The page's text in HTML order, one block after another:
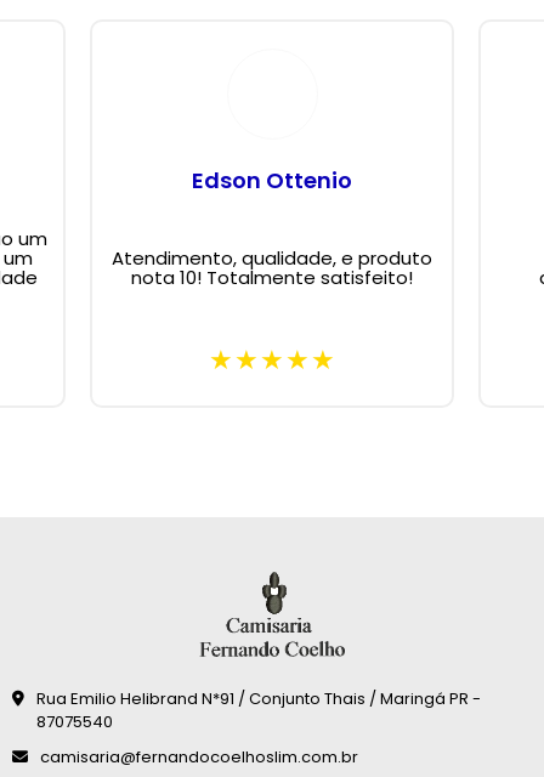
um
Edson Ottenio
Atendimento, qualidade, e produto
nota 10! Totalmente satisfeito!
Rua Emilio Helibrand N*91 / Conjunto Thais / Maringá PR -
87075540
camisaria@fernandocoelhoslim.com.br